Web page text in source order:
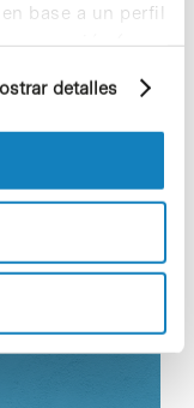
base a un perfil
navegación (por
consultar
detalles